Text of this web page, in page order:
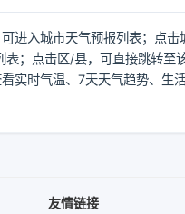
进入城市天气预报列表；点击
表；点击区/县，可直接跳转至
实时气温、7天天气趋势、生
友情链接